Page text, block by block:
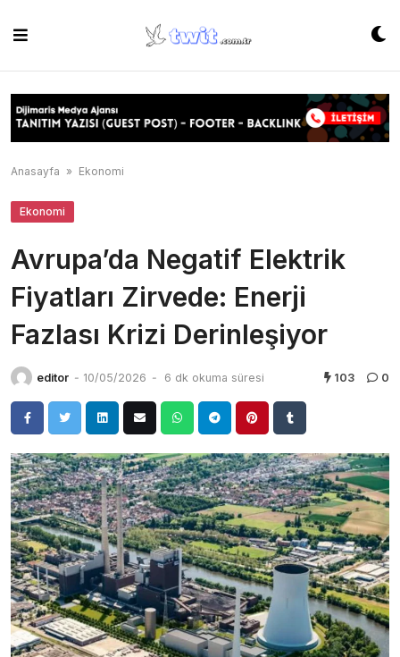
content
Anasayfa » Ekonomi
Ekonomi
Avrupa’da Negatif Elektrik
Fiyatları Zirvede: Enerji
Fazlası Krizi Derinleşiyor
editor - 10/05/2026 - 6 dk okuma süresi 103 0